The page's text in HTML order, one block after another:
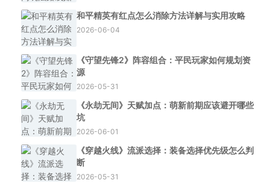
和平精英有红点怎么消除方法详解与实用攻略
2026-06-04
《守望先锋2》阵容组合：平民玩家如何规划资
源
2026-05-31
《永劫无间》天赋加点：萌新前期应该避开哪些
坑
2026-06-01
《穿越火线》流派选择：装备选择优先级怎么判
断
2026-05-31